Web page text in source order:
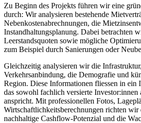
Zu Beginn des Projekts führen wir eine
durch: Wir analysieren bestehende
Nebenkostenabrechnungen, die
Instandhaltungsplanung. Dabei betrachten
Leerstandsquoten sowie mögliche
zum Beispiel durch Sanierungen oder
Gleichzeitig analysieren wir die
Verkehrsanbindung, die Demografie und
Region. Diese Informationen fliessen in ein
das sowohl fachlich versierte
anspricht. Mit professionellen Fotos,
Wirtschaftlichkeitsberechnungen richten wir
nachhaltige Cashflow-Potenzial und die